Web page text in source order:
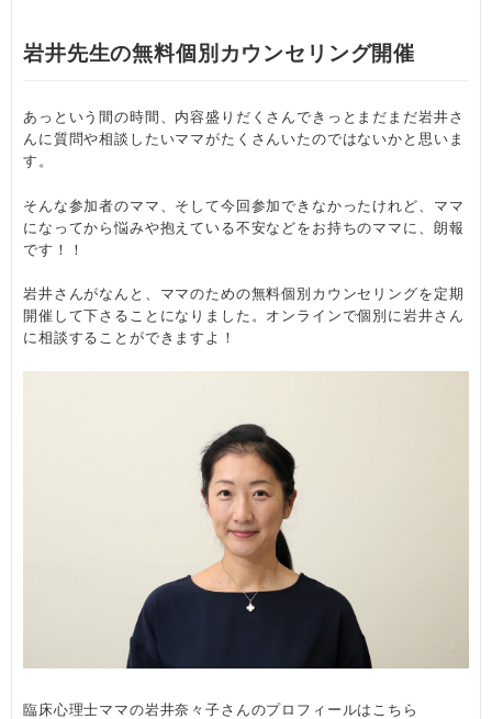
岩井先生の無料個別カウンセリング開催
あっという間の時間、内容盛りだくさんできっとまだまだ岩井さ
んに質問や相談したいママがたくさんいたのではないかと思いま
す。
そんな参加者のママ、そして今回参加できなかったけれど、ママ
になってから悩みや抱えている不安などをお持ちのママに、朗報
です！！
岩井さんがなんと、ママのための無料個別カウンセリングを定期
開催して下さることになりました。オンラインで個別に岩井さん
に相談することができますよ！
臨床心理士ママの岩井奈々子さんのプロフィールは こちら